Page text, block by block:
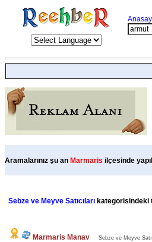
Aramalarınız şu an Marmaris ilçesinde
Sebze ve Meyve Satıcıları kategorisindeki
Marmaris Manav Sebze ve Meyve